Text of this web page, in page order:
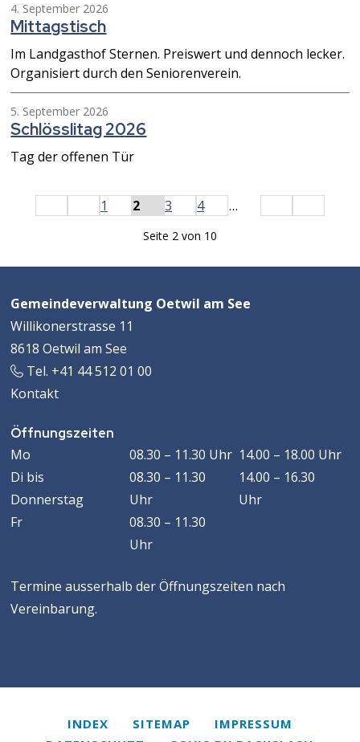
Mittagstisch
4. September 2026
Im Landgasthof Sternen. Preiswert und dennoch lecker.
Organisiert durch den Seniorenverein.
Schlösslitag 2026
5. September 2026
Tag der offenen Tür
zurück1 2 3 4 …
Seite 2 von 10
Footer
Adresse
Gemeindeverwaltung Oetwil am See
Willikonerstrasse 11
8618 Oetwil am See
Tel. +41 44 512 01 00
Kontakt
Öffnungszeiten
Öffnungszeiten
WOCHENTAG VORMITTAG MACHMITTAG
Mo 08.30 – 11.30 Uhr 14.00 – 18.00 Uhr
Di bis
Donnerstag
08.30 – 11.30
Uhr
14.00 – 16.30
Uhr
Fr
08.30 – 11.30
Uhr
Termine ausserhalb der Öffnungszeiten nach
Vereinbarung.
ServicesINDEX SITEMAP
IMPRESSUM